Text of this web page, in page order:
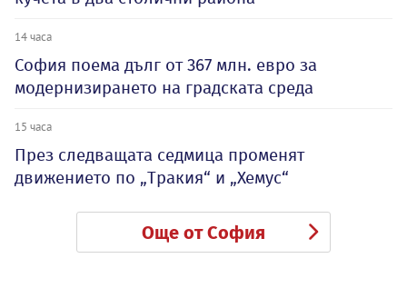
14 часа
София поема дълг от 367 млн. евро за
модернизирането на градската среда
15 часа
През следващата седмица променят
движението по „Тракия“ и „Хемус“
Още от София